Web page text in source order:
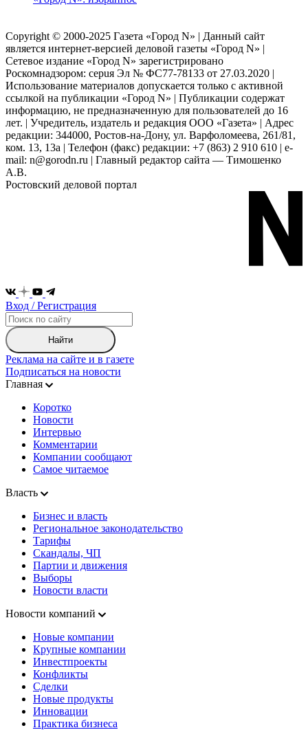
Copyright © 2000-2025 Газета «Город N» | Данный сайт
является интернет-версией деловой газеты «Город N» |
Сетевое издание «Город N» зарегистрировано
Роскомнадзором: серuя Эл № ФС77-78133 от 27.03.2020 |
Использование материалов допускается только с активной
ссылкой на публикации «Город N» | Публикации содержат
информацию, не предназначенную для пользователей до 16
лет. | Учредитель, издатель и редакция ООО «Газета» | Адрес
редакции: 344000, Ростов-на-Дону, ул. Варфоломеева, 261/81,
ком. 13, 13а | Телефон (факс) редакции: +7 (863) 2 910 610 | e-
mail: n@gorodn.ru | Главный редактор сайта — Тимошенко
А.В.
Ростовский деловой портал
Вход / Регистрация
Найти
Реклама на сайте и в газете
Подписаться на новости
Главная
Коротко
Новости
Интервью
Комментарии
Компании сообщают
Самое читаемое
Власть
Бизнес и власть
Региональное законодательство
Тарифы
Скандалы, ЧП
Партии и движения
Выборы
Новости власти
Новости компаний
Новые компании
Крупные компании
Инвестпроекты
Конфликты
Сделки
Новые продукты
Инновации
Практика бизнеса